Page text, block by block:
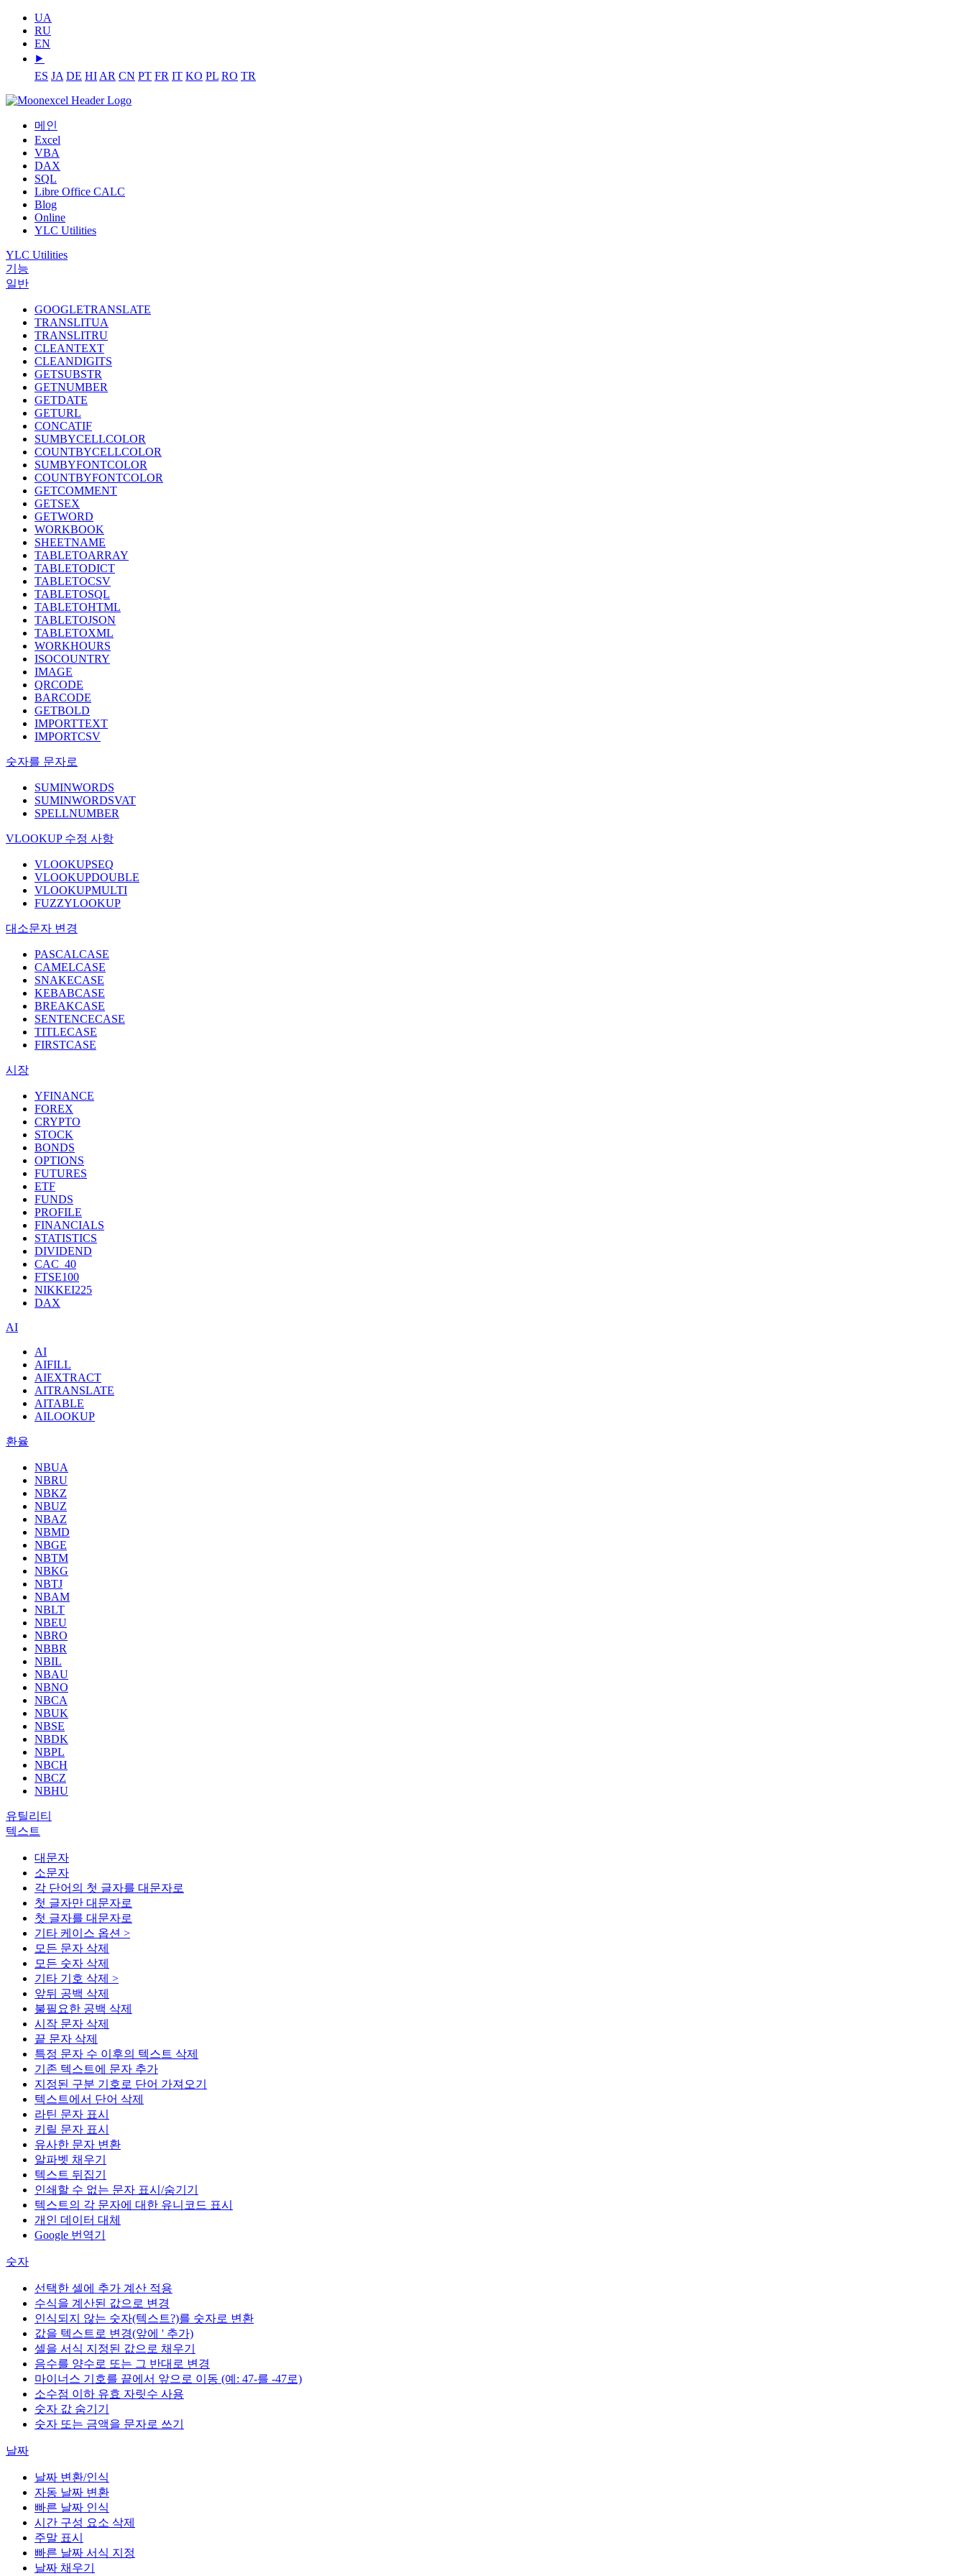
UA
RU
EN
⯈
ES JA DE HI AR CN PT FR IT KO PL RO TR
메인
Excel
VBA
DAX
SQL
Libre Office CALC
Blog
Online
YLC Utilities
YLC Utilities
기능
일반
GOOGLETRANSLATE
TRANSLITUA
TRANSLITRU
CLEANTEXT
CLEANDIGITS
GETSUBSTR
GETNUMBER
GETDATE
GETURL
CONCATIF
SUMBYCELLCOLOR
COUNTBYCELLCOLOR
SUMBYFONTCOLOR
COUNTBYFONTCOLOR
GETCOMMENT
GETSEX
GETWORD
WORKBOOK
SHEETNAME
TABLETOARRAY
TABLETODICT
TABLETOCSV
TABLETOSQL
TABLETOHTML
TABLETOJSON
TABLETOXML
WORKHOURS
ISOCOUNTRY
IMAGE
QRCODE
BARCODE
GETBOLD
IMPORTTEXT
IMPORTCSV
숫자를 문자로
SUMINWORDS
SUMINWORDSVAT
SPELLNUMBER
VLOOKUP 수정 사항
VLOOKUPSEQ
VLOOKUPDOUBLE
VLOOKUPMULTI
FUZZYLOOKUP
대소문자 변경
PASCALCASE
CAMELCASE
SNAKECASE
KEBABCASE
BREAKCASE
SENTENCECASE
TITLECASE
FIRSTCASE
시장
YFINANCE
FOREX
CRYPTO
STOCK
BONDS
OPTIONS
FUTURES
ETF
FUNDS
PROFILE
FINANCIALS
STATISTICS
DIVIDEND
CAC_40
FTSE100
NIKKEI225
DAX
AI
AI
AIFILL
AIEXTRACT
AITRANSLATE
AITABLE
AILOOKUP
환율
NBUA
NBRU
NBKZ
NBUZ
NBAZ
NBMD
NBGE
NBTM
NBKG
NBTJ
NBAM
NBLT
NBEU
NBRO
NBBR
NBIL
NBAU
NBNO
NBCA
NBUK
NBSE
NBDK
NBPL
NBCH
NBCZ
NBHU
유틸리티
텍스트
대문자
소문자
각 단어의 첫 글자를 대문자로
첫 글자만 대문자로
첫 글자를 대문자로
기타 케이스 옵션 >
모든 문자 삭제
모든 숫자 삭제
기타 기호 삭제 >
앞뒤 공백 삭제
불필요한 공백 삭제
시작 문자 삭제
끝 문자 삭제
특정 문자 수 이후의 텍스트 삭제
기존 텍스트에 문자 추가
지정된 구분 기호로 단어 가져오기
텍스트에서 단어 삭제
라틴 문자 표시
키릴 문자 표시
유사한 문자 변환
알파벳 채우기
텍스트 뒤집기
인쇄할 수 없는 문자 표시/숨기기
텍스트의 각 문자에 대한 유니코드 표시
개인 데이터 대체
Google 번역기
숫자
선택한 셀에 추가 계산 적용
수식을 계산된 값으로 변경
인식되지 않는 숫자(텍스트?)를 숫자로 변환
값을 텍스트로 변경(앞에 ' 추가)
셀을 서식 지정된 값으로 채우기
음수를 양수로 또는 그 반대로 변경
마이너스 기호를 끝에서 앞으로 이동 (예: 47-를 -47로)
소수점 이하 유효 자릿수 사용
숫자 값 숨기기
숫자 또는 금액을 문자로 쓰기
날짜
날짜 변환/인식
자동 날짜 변환
빠른 날짜 인식
시간 구성 요소 삭제
주말 표시
빠른 날짜 서식 지정
날짜 채우기